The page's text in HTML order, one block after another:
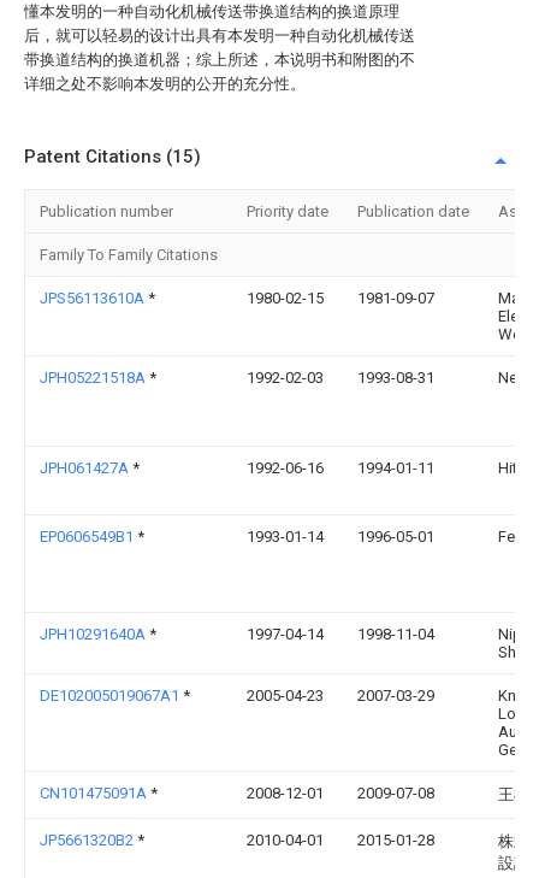
懂本发明的一种自动化机械传送带换道结构的换道原理
后，就可以轻易的设计出具有本发明一种自动化机械传送
带换道结构的换道机器；综上所述，本说明书和附图的不
详细之处不影响本发明的公开的充分性。
Patent Citations (15)
Publication number Priority date Publication date
Family To Family Citations
JPS56113610A * 1980-02-15 1981-09-07
JPH05221518A * 1992-02-03 1993-08-31 Nec
JPH061427A * 1992-06-16 1994-01-11
EP0606549B1 * 1993-01-14 1996-05-01
JPH10291640A * 1997-04-14 1998-11-04
DE102005019067A1 * 2005-04-23 2007-03-29
CN101475091A * 2008-12-01 2009-07-08 王树
JP5661320B2 * 2010-04-01 2015-01-28
株式
設計